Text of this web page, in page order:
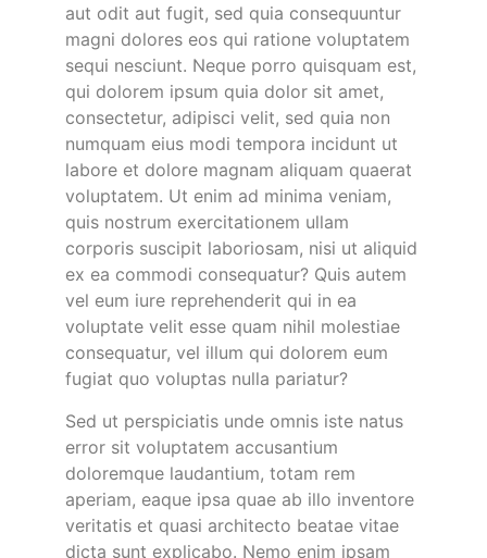
aut odit aut fugit, sed quia consequuntur
magni dolores eos qui ratione voluptatem
sequi nesciunt. Neque porro quisquam est,
qui dolorem ipsum quia dolor sit amet,
consectetur, adipisci velit, sed quia non
numquam eius modi tempora incidunt ut
labore et dolore magnam aliquam quaerat
voluptatem. Ut enim ad minima veniam,
quis nostrum exercitationem ullam
corporis suscipit laboriosam, nisi ut aliquid
ex ea commodi consequatur? Quis autem
vel eum iure reprehenderit qui in ea
voluptate velit esse quam nihil molestiae
consequatur, vel illum qui dolorem eum
fugiat quo voluptas nulla pariatur?
Sed ut perspiciatis unde omnis iste natus
error sit voluptatem accusantium
doloremque laudantium, totam rem
aperiam, eaque ipsa quae ab illo inventore
veritatis et quasi architecto beatae vitae
dicta sunt explicabo. Nemo enim ipsam